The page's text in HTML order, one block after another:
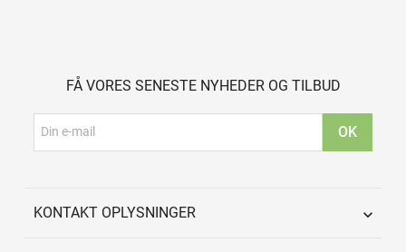
FÅ VORES SENESTE NYHEDER OG TILBUD
KONTAKT OPLYSNINGER 